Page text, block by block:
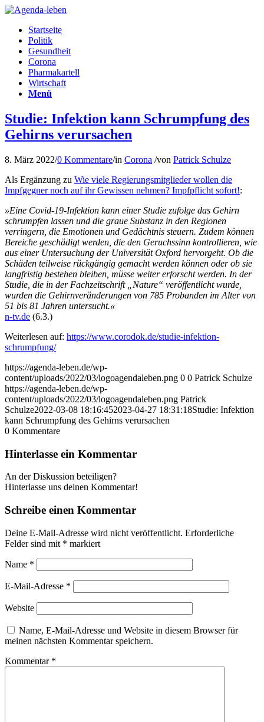
Startseite
Politik
Gesundheit
Corona
Pharmakartell
Wirtschaft
Menü
Studie: Infektion kann Schrumpfung des
Gehirns verursachen
8. März 2022/0 Kommentare/in Corona /von Patrick Schulze
Als Ergänzung zu Wie viele Regierungsmitglieder wollen die
Impfgegner noch auf ihr Gewissen nehmen? Impfpflicht sofort!:
»Eine Covid-19-Infektion kann einer Studie zufolge das Gehirn
schrumpfen lassen und die graue Substanz in den Regionen
verringern, die Emotionen und Gedächtnis steuern. Zudem können
Bereiche geschädigt werden, die den Geruchssinn kontrollieren, wie
aus einer Untersuchung der Universität Oxford hervorgeht. Ob die
Schäden teilweise rückgängig gemacht werden können oder ob sie
langfristig bestehen bleiben, müsse weiter erforscht werden. In der
Studie, die in der Fachzeitschrift „Nature“ veröffentlicht wurde,
wurden die Gehirnveränderungen von 785 Probanden im Alter von
51 bis 81 Jahren untersucht.«
n‑tv.de (6.3.)
Weiterlesen auf: https://www.corodok.de/studie-infektion-
schrumpfung/
https://agenda-leben.de/wp-
content/uploads/2022/03/logoagendaleben.png 0 0 Patrick Schulze
https://agenda-leben.de/wp-
content/uploads/2022/03/logoagendaleben.png Patrick
Schulze2022-03-08 18:16:452023-04-27 18:31:18Studie: Infektion
kann Schrumpfung des Gehirns verursachen
0 Kommentare
Hinterlasse ein Kommentar
An der Diskussion beteiligen?
Hinterlasse uns deinen Kommentar!
Schreibe einen Kommentar
Deine E-Mail-Adresse wird nicht veröffentlicht. Erforderliche
Felder sind mit * markiert
Name *
E-Mail-Adresse *
Website
Name, E-Mail-Adresse und Website in diesem Browser für
meinen nächsten Kommentar speichern.
Kommentar *